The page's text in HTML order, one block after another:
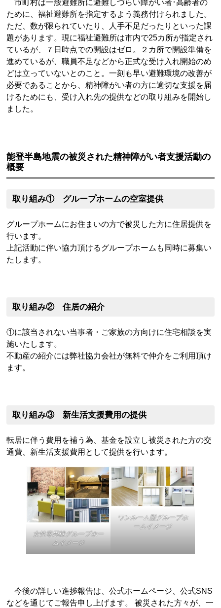
市町村は一般避難所に避難しづらい障がい者･高齢者の
ために、福祉避難所を指定するよう義務付けられました。
ただ、数が限られていたり、人手不足だったりといった課
題があります。現に福祉避難所は市内で25カ所が指定され
ているが、７日時点での開設はゼロ。２カ所で開設準備を
進めているが、職員不足などから正式な受け入れ開始のめ
どは立っていないとのこと。一刻も早い避難環境の改善が
必要であることから、精神障がい者の方に適切な支援を届
けるためにも、受け入れ先の提供などの取り組みを開始し
ました。
能登半島地震の被災された精神障がい者支援活動の
概要
取り組み① グループホームの空室提供
グループホームにお住まいの方で被災した方に住居提供を
行います。
上記活動に伴い協力頂けるグループホームも同時に募集い
たします。
取り組み② 住居の紹介
①に該当されない当事者・ご家族の方向けに住宅相談を実
施いたします。
不動産の紹介には弊社協力会社が無料で仲介をご利用頂け
ます。
取り組み③ 新生活支援費用の提供
転居に伴う費用を補う為、基金を設立し被災された方の交
通費、新生活支援費用として提供を行います。
女性専用棟グループホー
ムイメージ
ワンルーム型グループホ
ームイメージ
今後の詳しい進捗報告は、公式ホームページ、公式SNS
などを通じてご報告申し上げます。 被災された方々が、一